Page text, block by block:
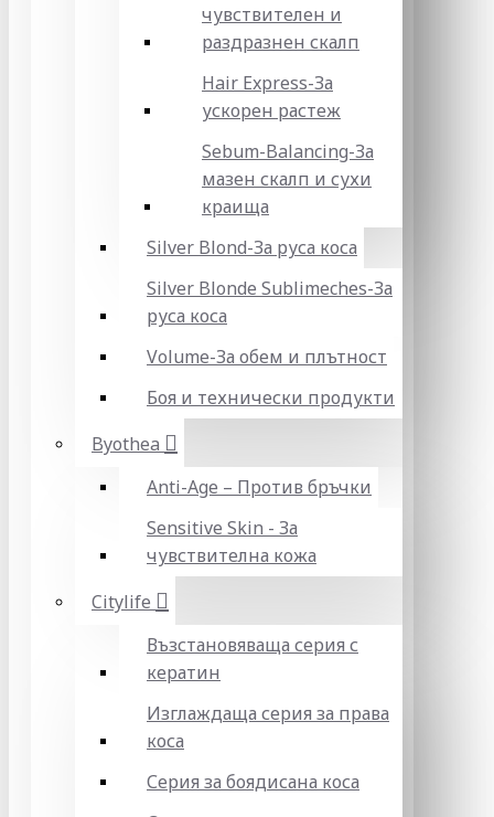
чувствителен и
раздразнен скалп
Hair Express-За
ускорен растеж
Sebum-Balancing-За
мазен скалп и сухи
краища
Silver Blond-За руса коса
Silver Blonde Sublіmeches-За
руса коса
Volume-За обем и плътност
Боя и технически продукти
Byothea
Anti-Age – Против бръчки
Sensitive Skin - За
чувствителна кожа
Citylife
Възстановяваща серия с
кератин
Изглаждаща серия за права
коса
Серия за боядисана коса